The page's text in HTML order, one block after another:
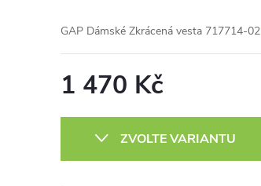
GAP Dámské Zkrácená vesta 717714-02
1 470 Kč
ZVOLTE VARIANTU